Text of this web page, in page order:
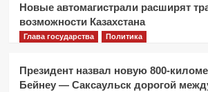
Новые автомагистрали расширят
возможности Казахстана
Глава государства Политика
Президент назвал новую 800-
Бейнеу — Саксаульск дорогой